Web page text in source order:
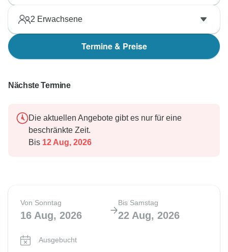
2 Erwachsene
Termine & Preise
Nächste Termine
Die aktuellen Angebote gibt es nur für eine
beschränkte Zeit.
Bis 12 Aug, 2026
Von Sonntag
16 Aug, 2026
Bis Samstag
22 Aug, 2026
Ausgebucht